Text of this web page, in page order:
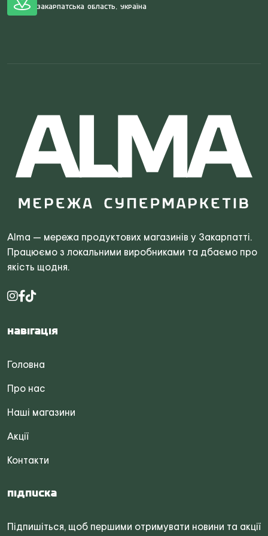
Закарпатська область, Україна
Alma — мережа продуктових магазинів у Закарпатті.
Працюємо з локальними виробниками та дбаємо про
якість щодня.
Навігація
Головна
Про нас
Наші магазини
Акції
Контакти
Підписка
Підпишіться, щоб першими отримувати новини та акції